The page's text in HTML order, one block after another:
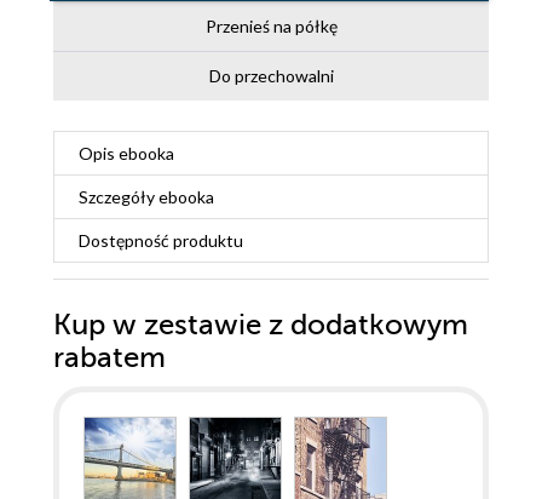
Przenieś na półkę
Do przechowalni
Opis ebooka
Szczegółyebooka
Dostępność produktu
Kup w zestawie z dodatkowym
rabatem